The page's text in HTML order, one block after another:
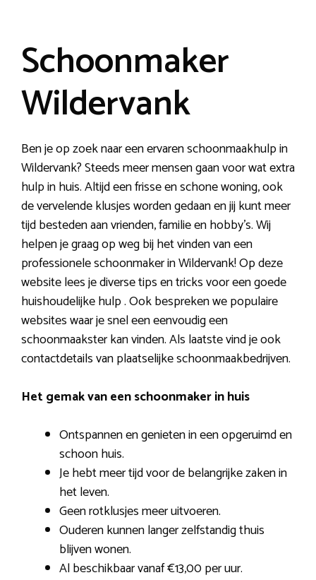
Schoonmaker
Wildervank
Ben je op zoek naar een ervaren schoonmaakhulp in
Wildervank? Steeds meer mensen gaan voor wat extra
hulp in huis. Altijd een frisse en schone woning, ook
de vervelende klusjes worden gedaan en jij kunt meer
tijd besteden aan vrienden, familie en hobby’s. Wij
helpen je graag op weg bij het vinden van een
professionele schoonmaker in Wildervank! Op deze
website lees je diverse tips en tricks voor een goede
huishoudelijke hulp . Ook bespreken we populaire
websites waar je snel een eenvoudig een
schoonmaakster kan vinden. Als laatste vind je ook
contactdetails van plaatselijke schoonmaakbedrijven.
Het gemak van een schoonmaker in huis
Ontspannen en genieten in een opgeruimd en
schoon huis.
Je hebt meer tijd voor de belangrijke zaken in
het leven.
Geen rotklusjes meer uitvoeren.
Ouderen kunnen langer zelfstandig thuis
blijven wonen.
Al beschikbaar vanaf €13,00 per uur.